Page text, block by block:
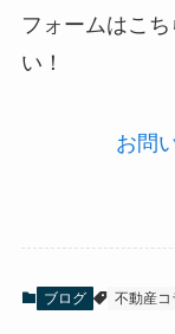
フォームはこ
い！
お問
ブログ 不動産コ